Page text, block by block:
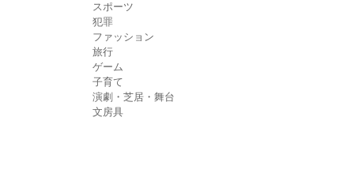
スポーツ
犯罪
ファッション
旅行
ゲーム
子育て
演劇・芝居・舞台
文房具